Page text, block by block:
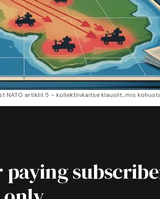
NATO artiklit 5 – kollektiivkaitse klauslit, mis